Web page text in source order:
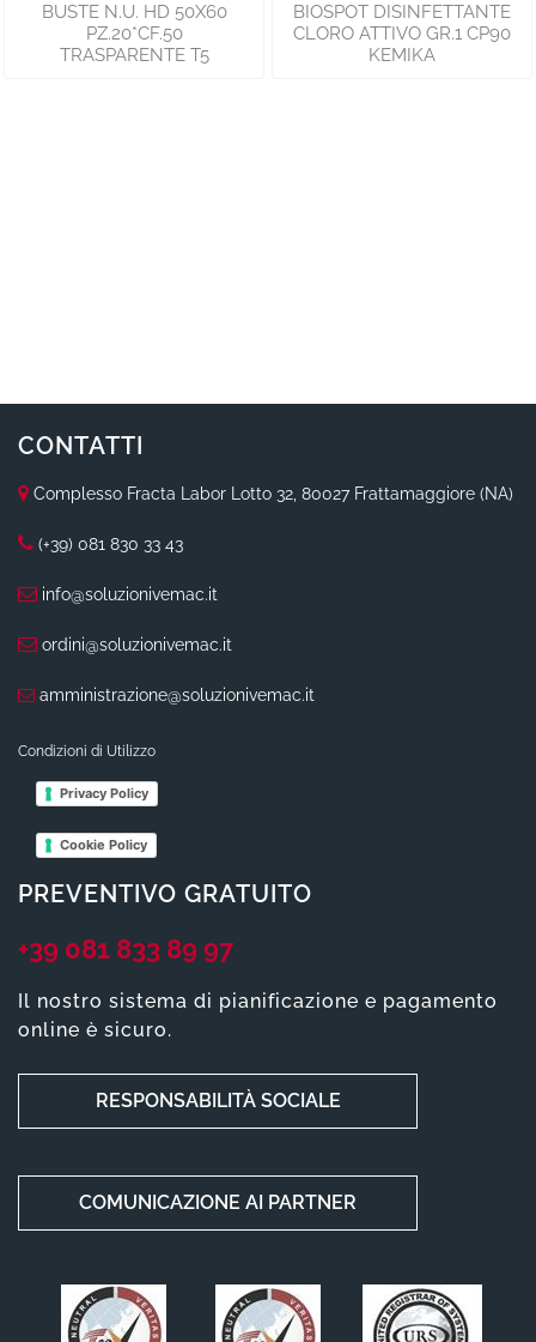
BUSTE N.U. HD 50X60
PZ.20*CF.50
TRASPARENTE T5
BIOSPOT DISINFETTANTE
CLORO ATTIVO GR.1 CP90
KEMIKA
CONTATTI
Complesso Fracta Labor Lotto 32, 80027 Frattamaggiore (NA)
(+39) 081 830 33 43
info@soluzionivemac.it
ordini@soluzionivemac.it
amministrazione@soluzionivemac.it
Condizioni di Utilizzo
Privacy Policy
Cookie Policy
PREVENTIVO GRATUITO
+39 081 833 89 97
Il nostro sistema di pianificazione e pagamento
online è sicuro.
RESPONSABILITÀ SOCIALE
COMUNICAZIONE AI PARTNER